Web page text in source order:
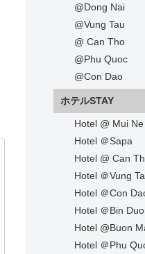
@Dong Nai
@Vung Tau
@ Can Tho
@Phu Quoc
@Con Dao
ホテルSTAY
Hotel @ Mui Ne
Hotel ＠Sapa
Hotel @ Can
Hotel ＠Vung
Hotel ＠Con
Hotel ＠Bin
Hotel @Buon
Hotel ＠Phu